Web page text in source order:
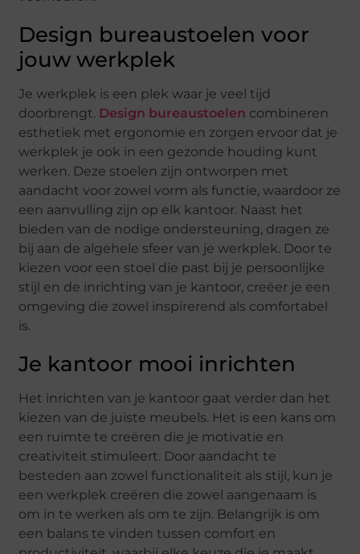
Design bureaustoelen voor
jouw werkplek
Je werkplek is een plek waar je veel tijd
doorbrengt. Design bureaustoelen combineren
esthetiek met ergonomie en zorgen ervoor dat je
werkplek je ook in een gezonde houding kunt
werken. Deze stoelen zijn ontworpen met
aandacht voor zowel vorm als functie, waardoor ze
een aanvulling zijn op elk kantoor. Naast het
bieden van de nodige ondersteuning, dragen ze
bij aan de algehele sfeer van je werkplek. Door te
kiezen voor een stoel die past bij je persoonlijke
stijl en de inrichting van je kantoor, creëer je een
omgeving die zowel inspirerend als comfortabel
is.
Je kantoor mooi inrichten
Het inrichten van je kantoor gaat verder dan het
kiezen van de juiste meubels. Het is een kans om
een ruimte te creëren die je motivatie en
creativiteit stimuleert. Door aandacht te
besteden aan zowel functionaliteit als stijl, kun je
een werkplek creëren die zowel aangenaam is
om in te werken als om te zijn. Belangrijk is om
een balans te vinden tussen comfort en